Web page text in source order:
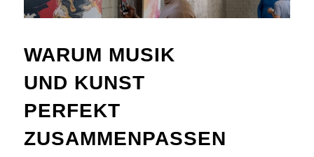
WARUM MUSIK
UND KUNST
PERFEKT
ZUSAMMENPASSEN